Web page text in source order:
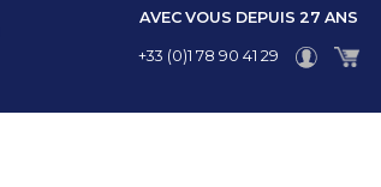
AVEC VOUS DEPUIS 27 ANS
+33 (0)1 78 90 41 29